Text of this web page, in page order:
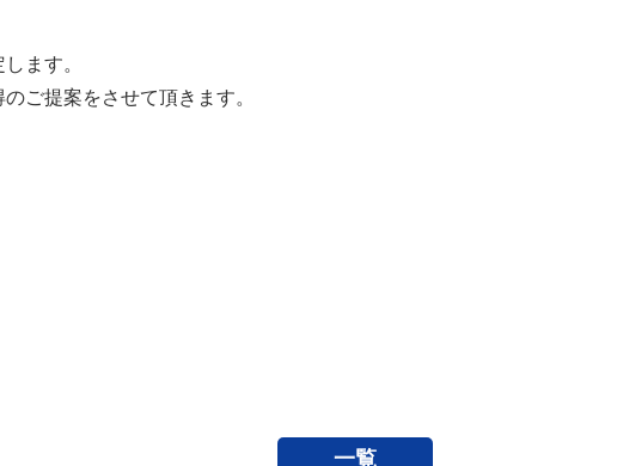
ます。
ご提案をさせて頂きます。
一覧